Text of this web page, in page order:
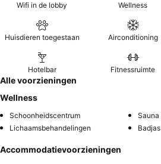
Wifi in de lobby Wellness
Huisdieren toegestaan Airconditioning
Hotelbar Fitnessruimte
Alle voorzieningen
Wellness
Schoonheidscentrum
Sauna
Lichaamsbehandelingen
Badjas
Accommodatievoorzieningen